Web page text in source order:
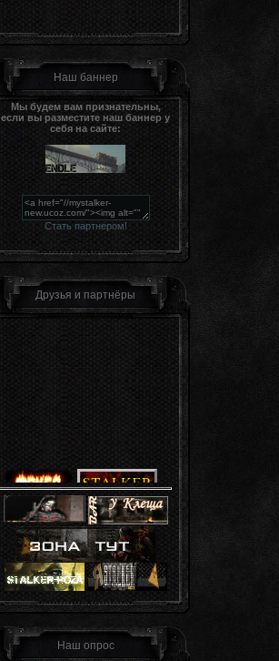
Наш баннер
Мы будем вам признательны,
если вы разместите наш баннер у
себя на сайте:
Стать партнером!
Друзья и партнёры
Наш опрос